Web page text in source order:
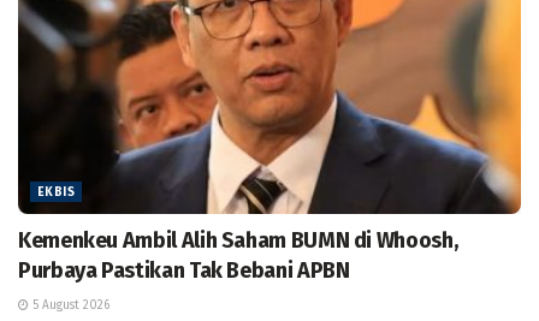
EKBIS
Kemenkeu Ambil Alih Saham BUMN di Whoosh,
Purbaya Pastikan Tak Bebani APBN
5 August 2026